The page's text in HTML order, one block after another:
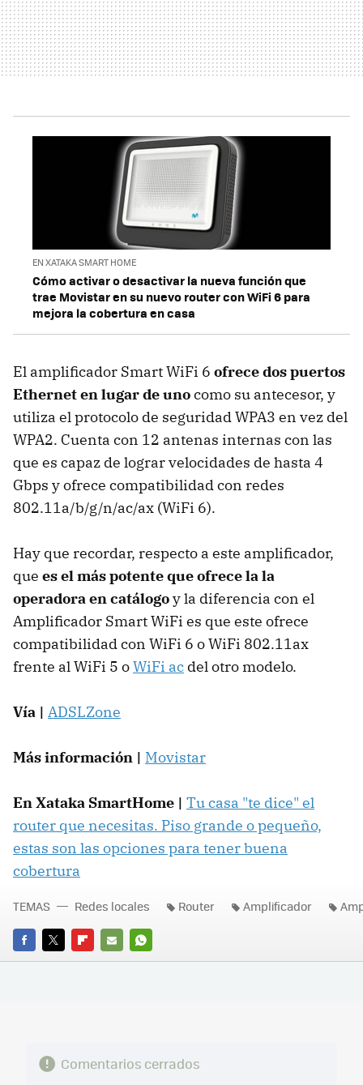
EN XATAKA SMART HOME
Cómo activar o desactivar la nueva función que
trae Movistar en su nuevo router con WiFi 6 para
mejora la cobertura en casa
El amplificador Smart WiFi 6 ofrecedos puertos
Ethernet en lugar de unocomo su antecesor, y
utiliza el protocolo de seguridad WPA3 en vez del
WPA2. Cuenta con 12 antenas internas con las
que es capaz de lograr velocidades de hasta 4
Gbps y ofrece compatibilidad con redes
802.11a/b/g/n/ac/ax (WiFi 6).
Hay que recordar, respecto a este amplificador,
que es el más potente que ofrece la la
operadora en catálogoy la diferencia con el
Amplificador Smart WiFi es que este ofrece
compatibilidad con WiFi 6 o WiFi 802.11ax
frente al WiFi 5 oWiFi ac del otro modelo.
Vía | ADSLZone
Más información | Movistar
En Xataka SmartHome | Tu casa "te dice" el
router que necesitas. Piso grande o pequeño,
estas son las opciones para tener buena
cobertura
FACEBOOK
TWITTERFLIPBOARD
E-
WHATSAPP
TEMAS Redes locales Router Amplificador
Comentarios cerrados